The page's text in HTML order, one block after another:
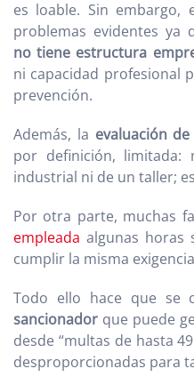
es loable. Sin embargo,
problemas evidentes ya
no tiene estructura
ni capacidad profesional
prevención.
Además, la evaluación
por definición,
industrial ni de un taller;
Por otra parte, muchas
empleada algunas horas
cumplir la misma
Todo ello hace que se
sancionador que puede
desde “multas de hasta
desproporcionadas para